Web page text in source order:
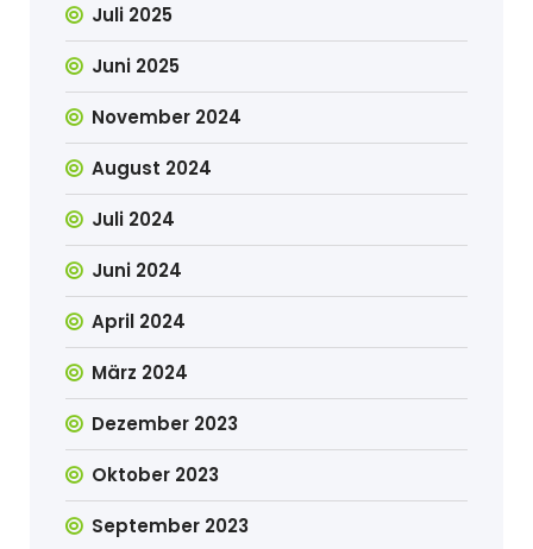
Juli 2025
Juni 2025
November 2024
August 2024
Juli 2024
Juni 2024
April 2024
März 2024
Dezember 2023
Oktober 2023
September 2023